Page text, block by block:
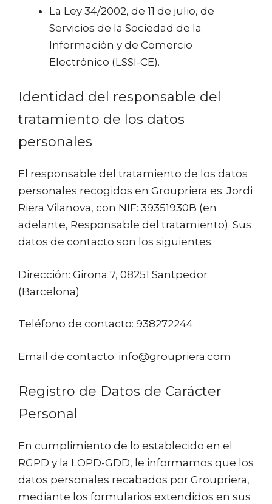
La Ley 34/2002, de 11 de julio, de
Servicios de la Sociedad de la
Información y de Comercio
Electrónico (LSSI-CE).
Identidad del responsable del
tratamiento de los datos
personales
El responsable del tratamiento de los datos
personales recogidos en Groupriera es: Jordi
Riera Vilanova, con NIF: 39351930B (en
adelante, Responsable del tratamiento). Sus
datos de contacto son los siguientes:
Dirección: Girona 7, 08251 Santpedor
(Barcelona)
Teléfono de contacto: 938272244
Email de contacto: info@groupriera.com
Registro de Datos de Carácter
Personal
En cumplimiento de lo establecido en el
RGPD y la LOPD-GDD, le informamos que los
datos personales recabados por Groupriera,
mediante los formularios extendidos en sus